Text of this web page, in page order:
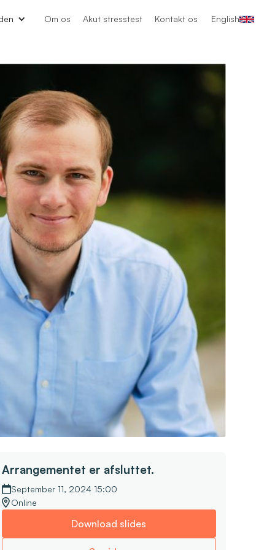
Om os Akut stresstest Kontakt os English
Arrangementet er afsluttet.
September 11, 2024 15:00
Online
Download slides